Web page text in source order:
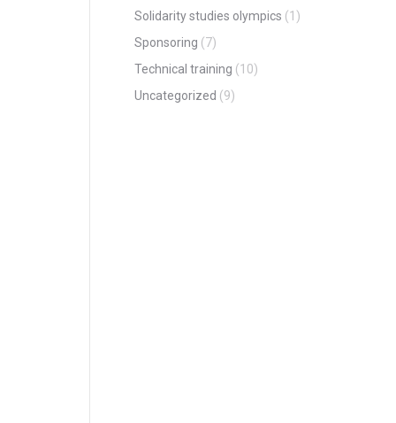
Solidarity studies olympics (1)
Sponsoring (7)
Technical training (10)
Uncategorized (9)